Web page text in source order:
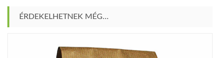
ÉRDEKELHETNEK MÉG…